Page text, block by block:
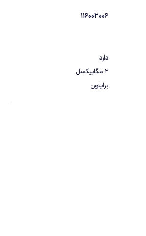
116002006
دارد
2 مگاپیکسل
برایتون